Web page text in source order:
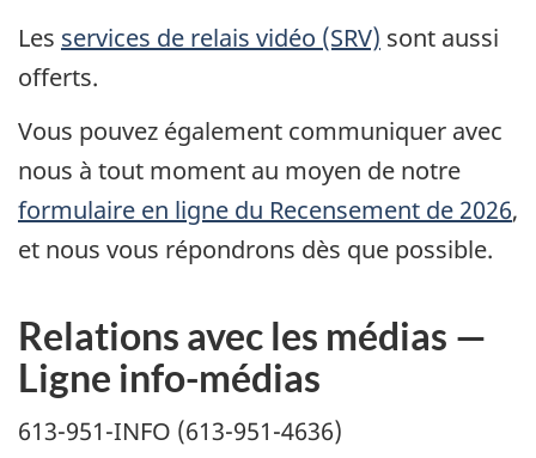
Les services de relais vidéo (SRV) sont aussi
offerts.
Vous pouvez également communiquer avec
nous à tout moment au moyen de notre
formulaire en ligne du Recensement de 2026,
et nous vous répondrons dès que possible.
Relations avec les médias —
Ligne info-médias
613-951-INFO (613-951-4636)